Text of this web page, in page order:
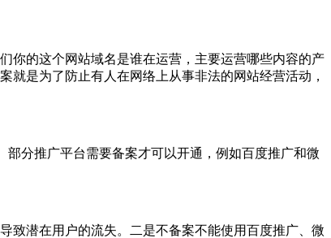
你的这个网站域名是谁在运营，主要运营哪些内容的产
是为了防止有人在网络上从事非法的网站经营活动，
分推广平台需要备案才可以开通，例如百度推广和微
致潜在用户的流失。二是不备案不能使用百度推广、微